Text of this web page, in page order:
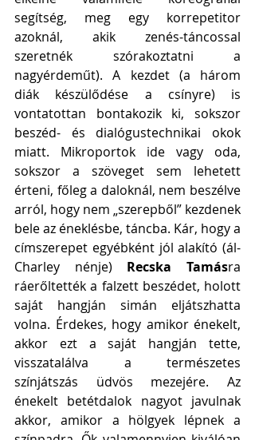
segítség, meg egy korrepetitor
azoknál, akik zenés-táncossal
szeretnék szórakoztatni a
nagyérdeműt). A kezdet (a három
diák készülődése a csínyre) is
vontatottan bontakozik ki, sokszor
beszéd- és dialógustechnikai okok
miatt. Mikroportok ide vagy oda,
sokszor a szöveget sem lehetett
érteni, főleg a daloknál, nem beszélve
arról, hogy nem „szerepből” kezdenek
bele az éneklésbe, táncba. Kár, hogy a
címszerepet egyébként jól alakító (ál-
Charley nénje) Recska Tamásra
ráerőltették a falzett beszédet, holott
saját hangján simán eljátszhatta
volna. Érdekes, hogy amikor énekelt,
akkor ezt a saját hangján tette,
visszatalálva a természetes
színjátszás üdvös mezejére. Az
énekelt betétdalok nagyot javulnak
akkor, amikor a hölgyek lépnek a